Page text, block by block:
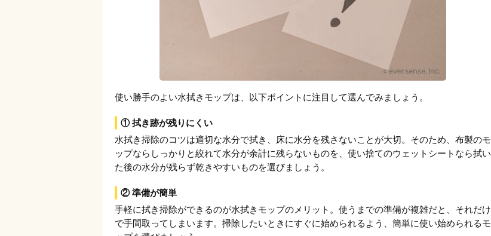
使い勝手のよい水拭きモップは、以下ポイントに注目して選んでみましょう。
① 拭き跡が残りにくい
水拭き掃除のコツは適切な水分で拭き、床に水分を残さないことが大切。そのため、布製のモ
ップならしっかりと絞れて水分が余計に残らないものを、使い捨てのウェットシートなら拭い
た後の水分が残らず乾きやすいものを選びましょう。
② 準備が簡単
手軽に拭き掃除ができるのが水拭きモップのメリット。使うまでの準備が複雑だと、それだけ
で手間取ってしまいます。掃除したいときにすぐに始められるよう、簡単に使い始められるモ